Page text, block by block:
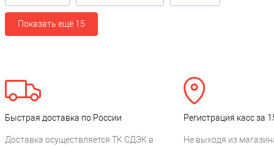
Показать ещё 15
Быстрая доставка по России
Доставка осуществляется ТК СДЭК в
Регистрация касс за
Не выходя из